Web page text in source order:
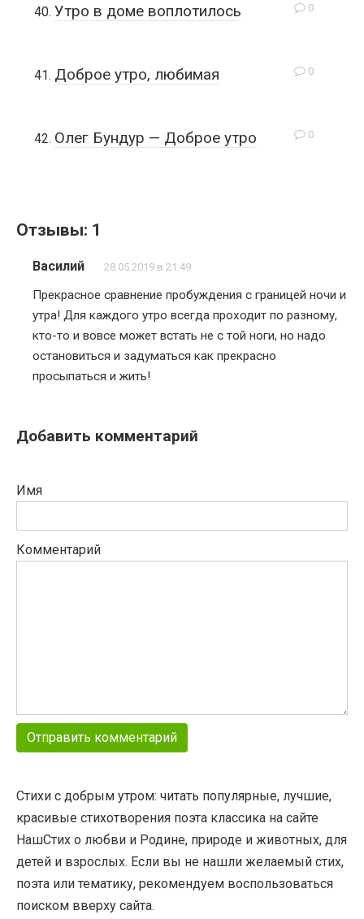
0
Утро в доме воплотилось
0
Доброе утро, любимая
0
Олег Бундур — Доброе утро
Отзывы: 1
Василий 28.05.2019 в 21:49
Прекрасное сравнение пробуждения с границей ночи и
утра! Для каждого утро всегда проходит по разному,
кто-то и вовсе может встать не с той ноги, но надо
остановиться и задуматься как прекрасно
просыпаться и жить!
Добавить комментарий
Имя
Комментарий
Стихи с добрым утром: читать популярные, лучшие,
красивые стихотворения поэта классика на сайте
НашСтих о любви и Родине, природе и животных, для
детей и взрослых. Если вы не нашли желаемый стих,
поэта или тематику, рекомендуем воспользоваться
поиском вверху сайта.